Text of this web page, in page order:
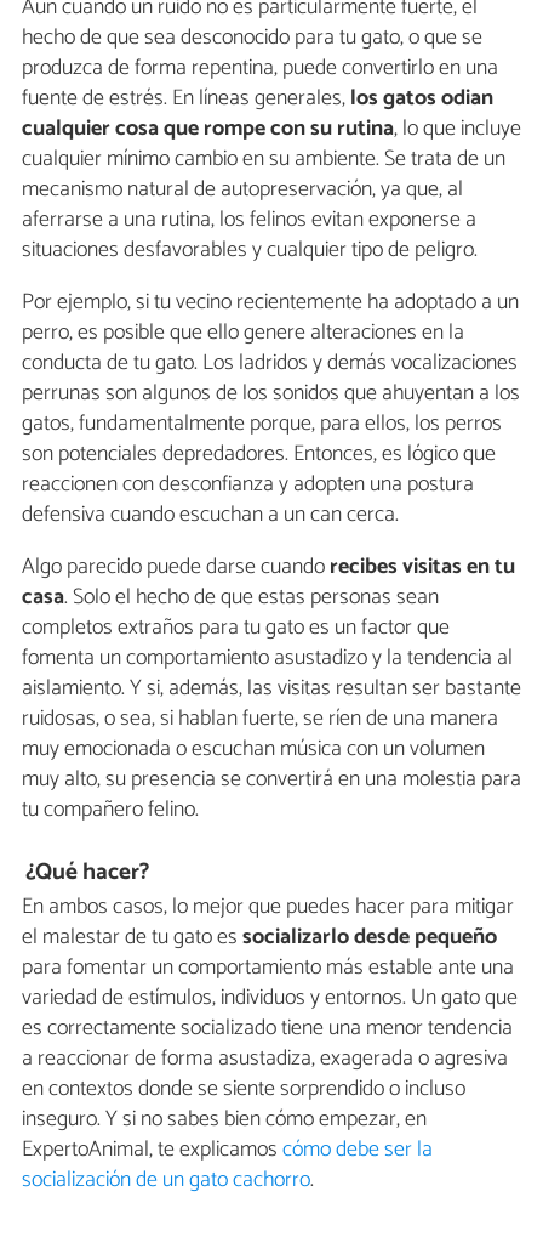
hecho de que sea desconocido para tu gato, o que se
produzca de forma repentina, puede convertirlo en una
fuente de estrés. En líneas generales,los gatos odian
cualquier cosa que rompe con su rutina, lo que incluye
cualquier mínimo cambio en su ambiente. Se trata de un
mecanismo natural de autopreservación, ya que, al
aferrarse a una rutina, los felinos evitan exponerse a
situaciones desfavorables y cualquier tipo de peligro.
Por ejemplo, si tu vecino recientemente ha adoptado a un
perro, es posible que ello genere alteraciones en la
conducta de tu gato. Los ladridos y demás vocalizaciones
perrunas son algunos de los sonidos que ahuyentan a los
gatos, fundamentalmente porque, para ellos, los perros
son potenciales depredadores. Entonces, es lógico que
reaccionen con desconfianza y adopten una postura
defensiva cuando escuchan a un can cerca.
Algo parecido puede darse cuandorecibes visitas en tu
casa. Solo el hecho de que estas personas sean
completos extraños para tu gato es un factor que
fomenta un comportamiento asustadizo y la tendencia al
aislamiento. Y si, además, las visitas resultan ser bastante
ruidosas, o sea, si hablan fuerte, se ríen de una manera
muy emocionada o escuchan música con un volumen
muy alto, su presencia se convertirá en una molestia para
tu compañero felino.
¿Qué hacer?
En ambos casos, lo mejor que puedes hacer para mitigar
el malestar de tu gato essocializarlo desde pequeño
para fomentar un comportamiento más estable ante una
variedad de estímulos, individuos y entornos. Un gato que
es correctamente socializado tiene una menor tendencia
a reaccionar de forma asustadiza, exagerada o agresiva
en contextos donde se siente sorprendido o incluso
inseguro. Y si no sabes bien cómo empezar, en
ExpertoAnimal, te explicamoscómo debe ser la
socialización de un gato cachorro.